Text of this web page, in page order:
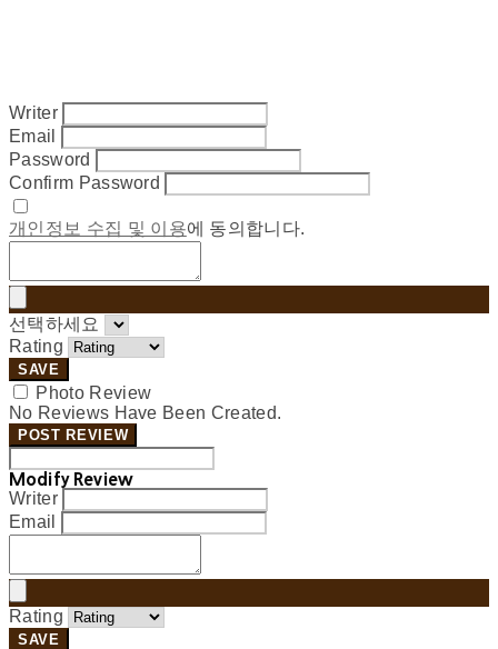
Writer
Email
Password
Confirm Password
개인정보 수집 및 이용에 동의합니다.
선택하세요
Rating
SAVE
Photo Review
No Reviews Have Been Created.
POST REVIEW
Modify Review
Writer
Email
Rating
SAVE